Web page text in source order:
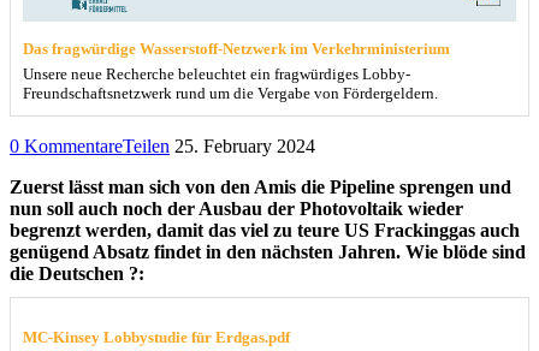
Das fragwürdige Wasserstoff-Netzwerk im Verkehrministerium
Unsere neue Recherche beleuchtet ein fragwürdiges Lobby-
Freundschaftsnetzwerk rund um die Vergabe von Fördergeldern.
0 KommentareTeilen 25. February 2024
Zuerst lässt man sich von den Amis die Pipeline sprengen und
nun soll auch noch der Ausbau der Photovoltaik wieder
begrenzt werden, damit das viel zu teure US Frackinggas auch
genügend Absatz findet in den nächsten Jahren. Wie blöde sind
die Deutschen ?:
MC-Kinsey Lobbystudie für Erdgas.pdf